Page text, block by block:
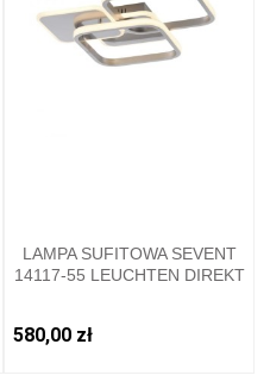
LAMPA SUFITOWA SEVENT
14117-55 LEUCHTEN DIREKT
580,00 zł